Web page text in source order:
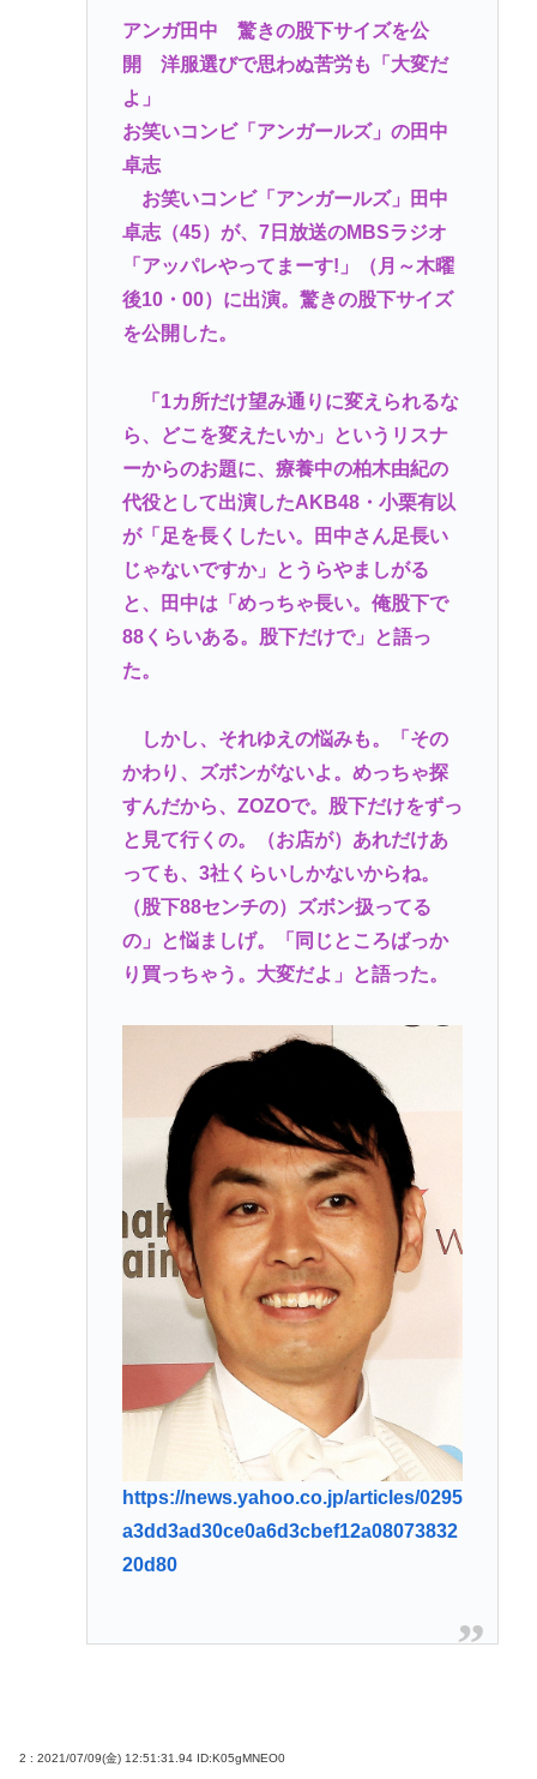
【悲報】佐藤二朗さん主演の「踊る」スピンオフ作
品、結局撮影中止が決定www
「14歳の少年に挿入を…」性器に火をつけ脅迫、少
女達はモップで…657人が死亡した韓国“最悪の人権
侵害”のおぞましすぎる実態
【悲報】全盛期のエマ・ワトソン可愛すぎワロッタ
1.7kmの間何度も何度も 煽り追突
スマ●コ、石破岸田ってなんでにあんなに叩かれた
の？自民党の政治家だし普通に保守じゃん
Powered by livedoor 相互RSS
アンガ田中 驚きの股下サイズを公
開 洋服選びで思わぬ苦労も「大変だ
よ」
お笑いコンビ「アンガールズ」の田中
卓志
お笑いコンビ「アンガールズ」田中
卓志（45）が、7日放送のMBSラジオ
「アッパレやってまーす!」（月～木曜
後10・00）に出演。驚きの股下サイズ
を公開した。
「1カ所だけ望み通りに変えられるな
ら、どこを変えたいか」というリスナ
ーからのお題に、療養中の柏木由紀の
代役として出演したAKB48・小栗有以
が「足を長くしたい。田中さん足長い
じゃないですか」とうらやましがる
と、田中は「めっちゃ長い。俺股下で
88くらいある。股下だけで」と語っ
た。
しかし、それゆえの悩みも。「その
かわり、ズボンがないよ。めっちゃ探
すんだから、ZOZOで。股下だけをずっ
と見て行くの。（お店が）あれだけあ
っても、3社くらいしかないからね。
（股下88センチの）ズボン扱ってる
の」と悩ましげ。「同じところばっか
り買っちゃう。大変だよ」と語った。
https://news.yahoo.co.jp/articles/0295
a3dd3ad30ce0a6d3cbef12a08073832
20d80
2 : 2021/07/09(金) 12:51:31.94 ID:K05gMNEO0